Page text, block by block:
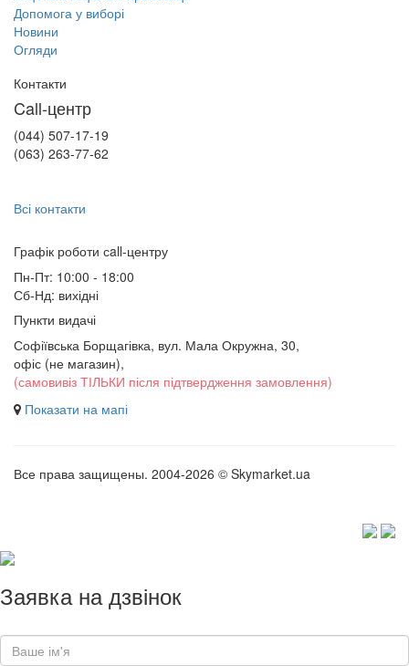
Допомога у виборі
Новини
Огляди
Контакти
Call-центр
(044) 507-17-19
(063) 263-77-62
Всі контакти
Графік роботи сall-центру
Пн-Пт: 10:00 - 18:00
Сб-Нд: вихідні
Пункти видачі
Софіївська Борщагівка, вул. Мала Окружна, 30,
офіс (не магазин),
(самовивіз ТІЛЬКИ після підтвердження замовлення)
Показати на мапі
Все права защищены. 2004-2026 © Skymarket.ua
Заявка на дзвінок